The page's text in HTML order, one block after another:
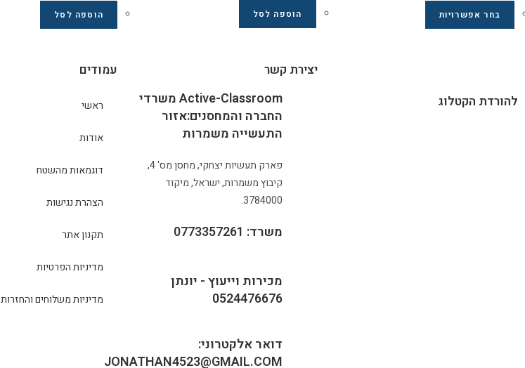
בחר אפשרויות הוספה לסל הוספה לסל
להורדת הקטלוג
יצירת קשר
Active-Classroom משרדי
החברה והמחסנים:אזור
התעשייה משמרות
פארק תעשיות יצחקי, מחסן מס' 4,
קיבוץ משמרות, ישראל, מיקוד
3784000.
משרד: 0773357261
מכירות וייעוץ - יונתן
0524476676
דואר אלקטרוני:
JONATHAN4523@GMAIL.COM
עמודים
ראשי
אודות
דוגמאות מהשטח
הצהרת נגישות
תקנון אתר
מדיניות הפרטיות
מדיניות משלוחים והחזרות